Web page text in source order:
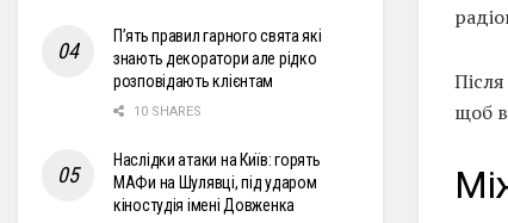
щоб
П’ять правил гарного свята які
знають декоратори але рідко
розповідають клієнтам
10 SHARES
Наслідки атаки на Київ: горять
МАФи на Шулявці, під ударом
кіностудія імені Довженка